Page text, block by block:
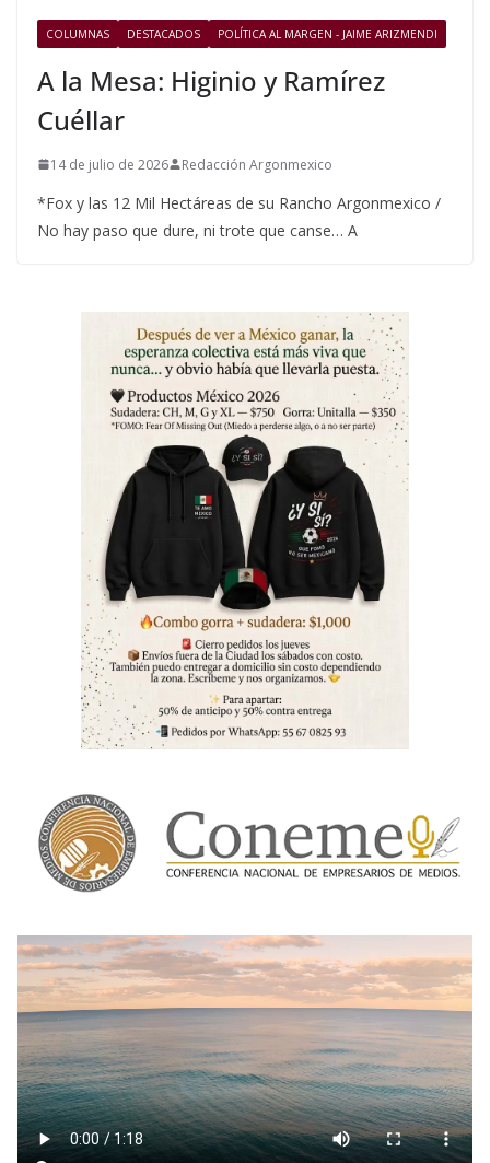
COLUMNAS DESTACADOS POLÍTICA AL MARGEN - JAIME ARIZMENDI
A la Mesa: Higinio y Ramírez
Cuéllar
14 de julio de 2026 Redacción Argonmexico
*Fox y las 12 Mil Hectáreas de su Rancho Argonmexico /
No hay paso que dure, ni trote que canse… A